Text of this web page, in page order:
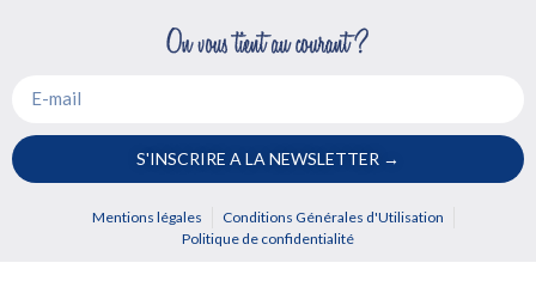
S'INSCRIRE A LA NEWSLETTER →
Mentions légales
Conditions Générales d'Utilisation
Politique de confidentialité